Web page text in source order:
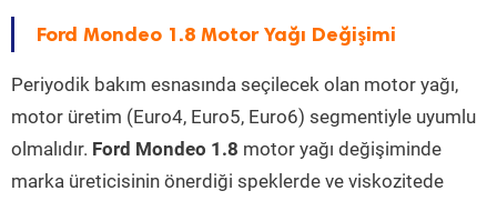
Ford Mondeo 1.8 Motor Yağı Değişimi
Periyodik bakım esnasında seçilecek olan motor yağı,
motor üretim (Euro4, Euro5, Euro6) segmentiyle uyumlu
olmalıdır. Ford Mondeo 1.8 motor yağı değişiminde
marka üreticisinin önerdiği speklerde ve viskozitede